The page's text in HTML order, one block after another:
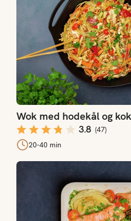
Wok med hodekål og
3.8 (47)
20-40 min
Ovnsbakt kål med laks